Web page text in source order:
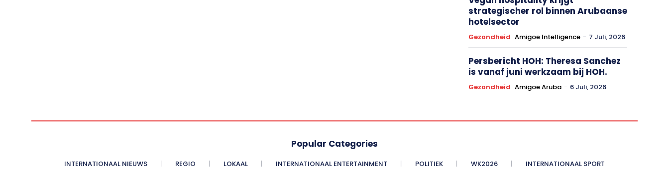
strategischer rol binnen Arubaanse
hotelsector
Gezondheid Amigoe Intelligence - 7 Juli, 2026
Persbericht HOH: Theresa Sanchez
is vanaf juni werkzaam bij HOH.
Gezondheid Amigoe Aruba - 6 Juli, 2026
Popular Categories
INTERNATIONAAL NIEUWS REGIO LOKAAL INTERNATIONAAL ENTERTAINMENT POLITIEK WK2026 INTERNATIONAAL SPORT